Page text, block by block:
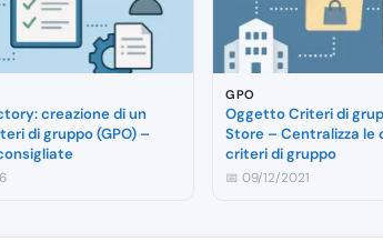
creazione di un
di gruppo (GPO) –
GPO
Oggetto Criteri di
Store – Centralizza le
criteri di gruppo
📅 09/12/2021